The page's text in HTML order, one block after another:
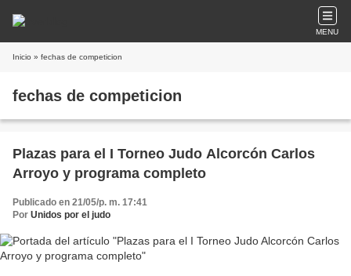
MENU
Inicio » fechas de competicion
fechas de competicion
Plazas para el I Torneo Judo Alcorcón Carlos
Arroyo y programa completo
Publicado en 21/05/p. m. 17:41
Por Unidos por el judo